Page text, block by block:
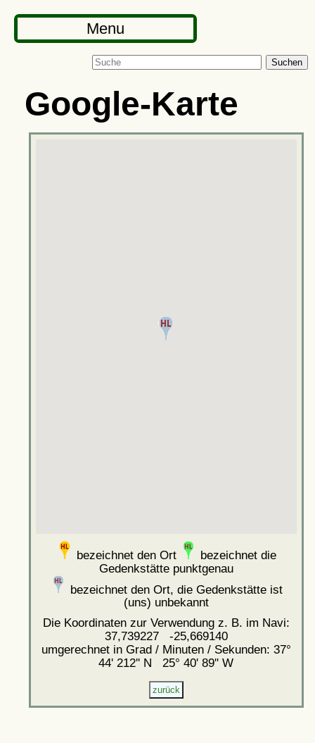
Menu
Suchen
Google-Karte
bezeichnet den Ort
bezeichnet die
Gedenkstätte punktgenau
bezeichnet den Ort, die Gedenkstätte ist
(uns) unbekannt
Die Koordinaten zur Verwendung z. B. im Navi:
37,739227 -25,669140
umgerechnet in Grad / Minuten / Sekunden: 37°
44' 212'' N 25° 40' 89'' W